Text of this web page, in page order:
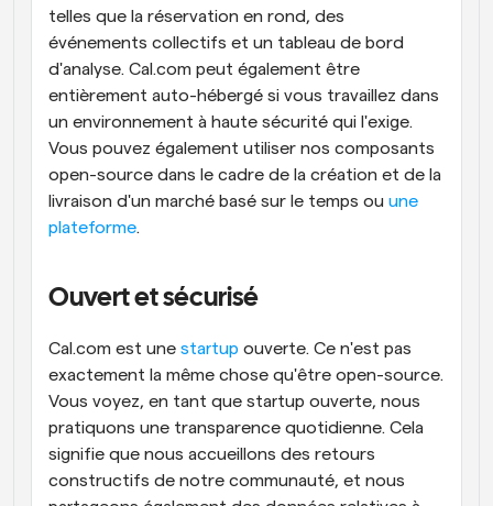
telles que la réservation en rond, des
événements collectifs et un tableau de bord
d'analyse. Cal.com peut également être
entièrement auto-hébergé si vous travaillez dans
un environnement à haute sécurité qui l'exige.
Vous pouvez également utiliser nos composants
open-source dans le cadre de la création et de la
livraison d'un marché basé sur le temps ou une
plateforme.
Ouvert et sécurisé
Cal.com est une startup ouverte. Ce n'est pas
exactement la même chose qu'être open-source.
Vous voyez, en tant que startup ouverte, nous
pratiquons une transparence quotidienne. Cela
signifie que nous accueillons des retours
constructifs de notre communauté, et nous